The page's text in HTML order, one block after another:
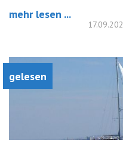
mehr lesen ...
gelesen